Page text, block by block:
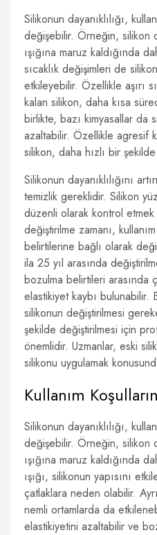
Silikonun dayanıklılığı,
değişebilir. Örneğin, silikon
ışığına maruz kaldığında
sıcaklık değişimleri de
etkileyebilir. Özellikle aşırı
kalan silikon, daha kısa
birlikte, bazı kimyasallar da
azaltabilir. Özellikle agresif
silikon, daha hızlı bir
Silikonun dayanıklılığını
temizlik gereklidir. Silikon
düzenli olarak kontrol
değiştirilme zamanı,
belirtilerine bağlı olarak
ila 25 yıl arasında
bozulma belirtileri arasında
elastikiyet kaybı
silikonun değiştirilmesi
şekilde değiştirilmesi için
önemlidir. Uzmanlar, eski
silikonu uygulamak
Kullanım
Silikonun dayanıklılığı,
değişebilir. Örneğin, silikon
ışığına maruz kaldığında
ışığı, silikonun yapısını
çatlaklara neden olabilir.
nemli ortamlarda da
elastikiyetini azaltabilir ve